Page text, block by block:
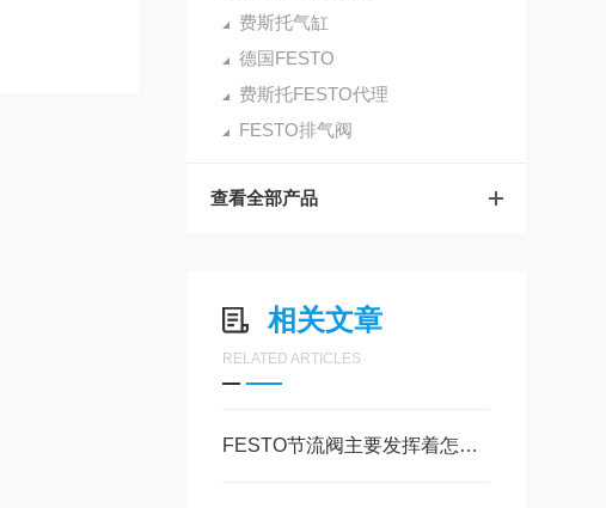
费斯托气缸
德国FESTO
费斯托FESTO代理
FESTO排气阀
查看全部产品
相关文章
RELATED ARTICLES
FESTO节流阀主要发挥着怎样的作用呢？